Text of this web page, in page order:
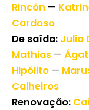
Rincón —
Cardoso
De saída: Julia
Mathias —
Hipólito —
Calheiros
Renovação: